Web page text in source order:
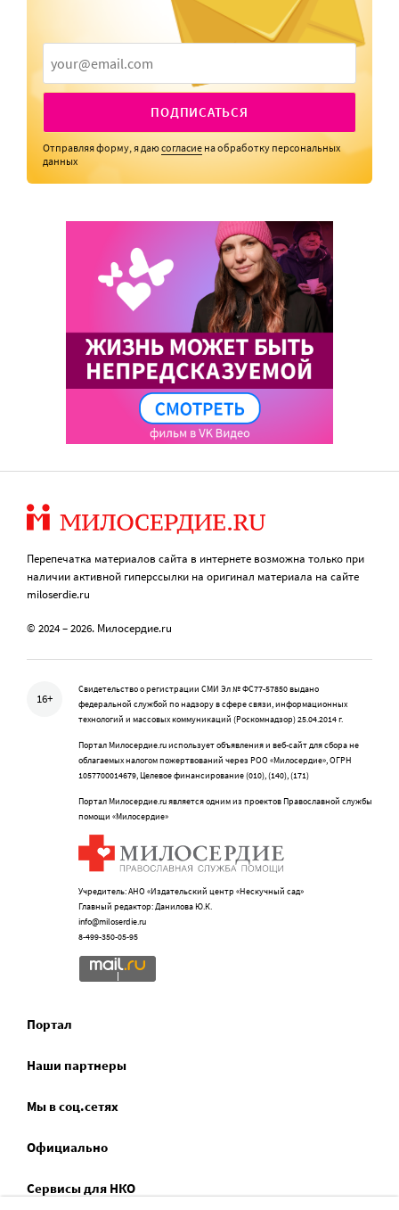
ПОДПИСАТЬСЯ
Отправляя форму, я даюсогласие на обработку персональных
данных
Перепечатка материалов сайта в интернете возможна только при
наличии активной гиперссылки на оригинал материала на сайте
miloserdie.ru
© 2024 – 2026. Милосердие.ru
16+
Свидетельство о регистрации СМИ Эл № ФС77-57850 выдано
федеральной службой по надзору в сфере связи, информационных
технологий и массовых коммуникаций (Роскомнадзор) 25.04.2014 г.
Портал Милосердие.ru использует объявления и веб-сайт для сбора не
облагаемых налогом пожертвований через РОО «Милосердие», ОГРН
1057700014679, Целевое финансирование (010), (140), (171)
Портал Милосердие.ru является одним из проектов Православной службы
помощи «Милосердие»
Учредитель: АНО «Издательский центр «Нескучный сад»
Главный редактор: Данилова Ю.К.
info@miloserdie.ru
8-499-350-05-95
Портал
Наши партнеры
Мы в соц.сетях
Официально
Сервисы для НКО